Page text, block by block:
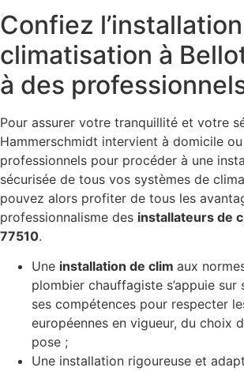
Confiez
climatisation à
à des
Pour assurer votre tranquillité et votre
Hammerschmidt intervient à domicile
professionnels pour procéder à une
sécurisée de tous vos systèmes de
pouvez alors profiter de tous les
professionnalisme des installateurs de
77510.
Une installation de clim aux
plombier chauffagiste s’appuie sur
ses compétences pour respecter
européennes en vigueur, du choix
pose ;
Une installation rigoureuse et